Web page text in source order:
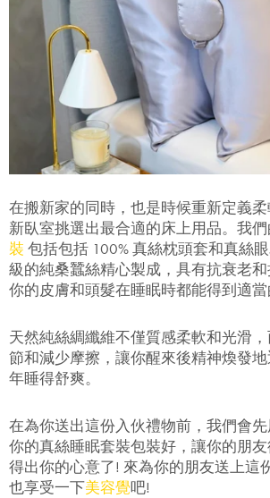
在搬新家的同時，也是時候重新定義
新臥室挑選出最合適的床上用品。我們
裝 包括包括 100% 真絲枕頭套和真絲
級的純桑蠶絲精心製成，具有抗衰老
你的皮膚和頭髮在睡眠時都能得到適當
天然純絲綢纖維不僅質感柔軟和光滑
節和減少摩擦，讓你醒來後精神煥發
年睡得舒爽。
在為你送出這份入伙禮物前，我們會
你的真絲睡眠套裝包裝好，讓你的朋
得出你的心意了! 來為你的朋友送上這
也享受一下美容覺吧!